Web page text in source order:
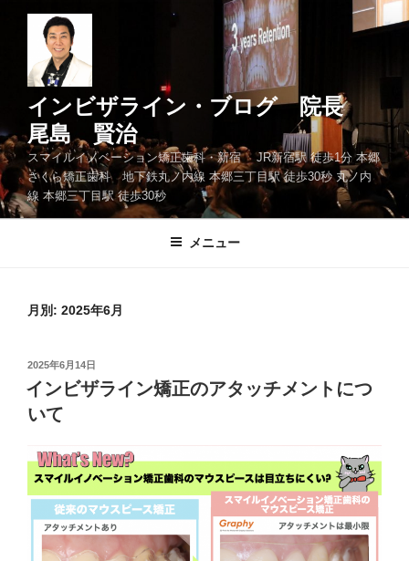
ス
キ
ッ
プ
インビザライン・ブログ 院長
尾島 賢治
スマイルイノベーション矯正歯科・新宿 JR新宿駅 徒歩1分 本郷
さくら矯正歯科 地下鉄丸ノ内線 本郷三丁目駅 徒歩30秒 丸ノ内
線 本郷三丁目駅 徒歩30秒
メニュー
月別: 2025年6月
投
稿
日:
2025年6月14日
インビザライン矯正のアタッチメントにつ
いて